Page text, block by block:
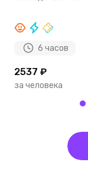
6 часов
2537 ₽
за человека